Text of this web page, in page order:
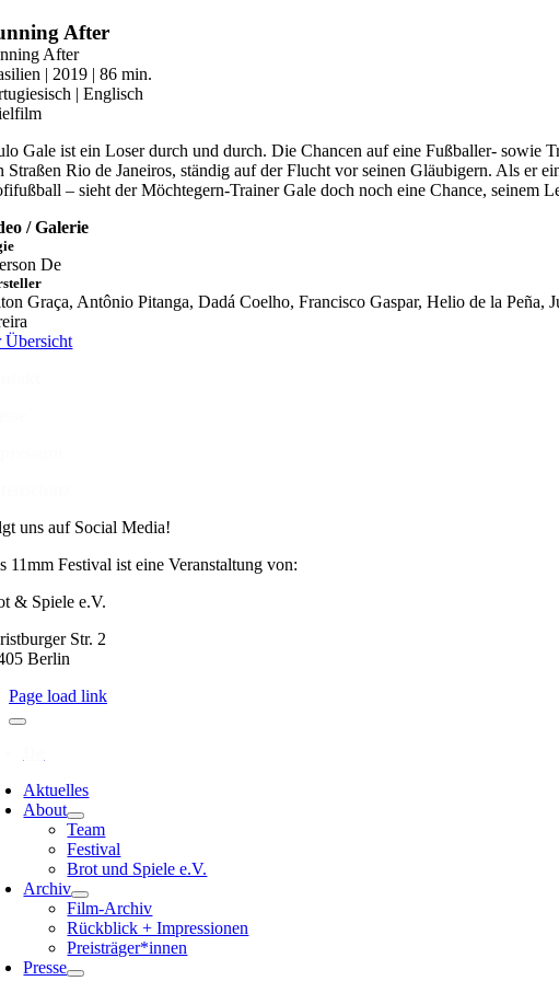
Zum
Inhalt
springen
After
After
| 2019 | 86 min.
| Englisch
Gale ist ein Loser durch und durch. Die Chancen auf eine Fußballer- sowie
Straßen Rio de Janeiros, ständig auf der Flucht vor seinen Gläubigern. Als er
– sieht der Möchtegern-Trainer Gale doch noch eine Chance, seinem
/ Galerie
De
Graça, Antônio Pitanga, Dadá Coelho, Francisco Gaspar, Helio de la
Übersicht
uns auf Social Media!
11mm Festival ist eine Veranstaltung von:
& Spiele e.V.
Str. 2
Berlin
Page load link
Aktuelles
About
Team
Festival
Brot und Spiele e.V.
Archiv
Film-Archiv
Rückblick + Impressionen
Preisträger*innen
Presse